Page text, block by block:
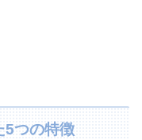
5つの特徴